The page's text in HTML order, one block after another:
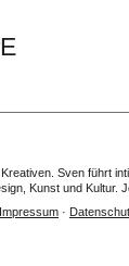
Sven führt
Kunst und Kultur.
Impressum ·